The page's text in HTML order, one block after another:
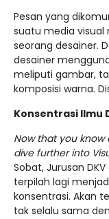
Pesan yang
suatu media visual
seorang desainer.
desainer
meliputi gambar,
komposisi warna.
Konsentrasi Ilmu
Now that you know
dive further into
Sobat, Jurusan
terpilah lagi
konsentrasi. Akan
tak selalu sama